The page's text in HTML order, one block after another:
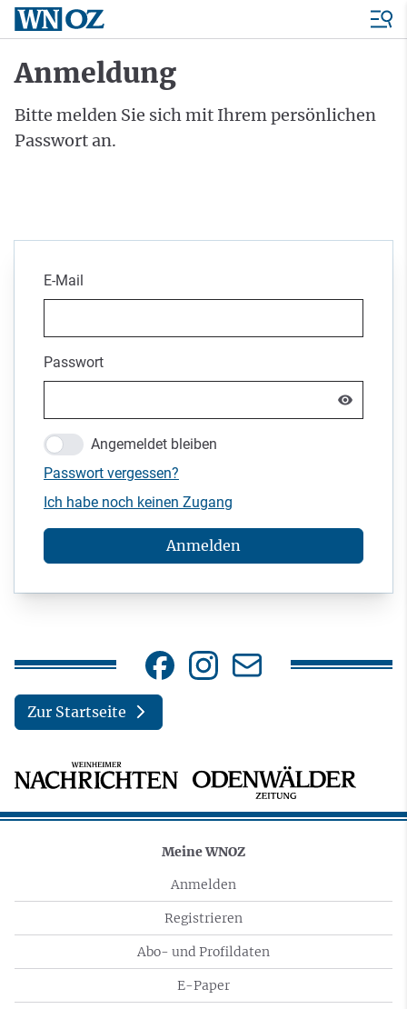
Anmeldung
Bitte melden Sie sich mit Ihrem persönlichen
Passwort an.
E-Mail
Passwort
Angemeldet bleiben
Passwort vergessen?
Ich habe noch keinen Zugang
Anmelden
Zur Startseite
Meine WNOZ
Anmelden
Registrieren
Abo- und Profildaten
E-Paper